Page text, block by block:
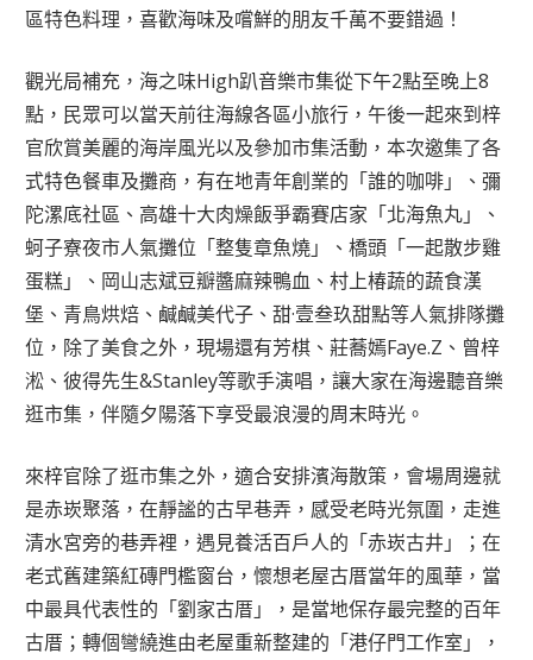
區特色料理，喜歡海味及嚐鮮的朋友千萬不要錯過！
觀光局補充，海之味High趴音樂市集從下午2點至晚上8
點，民眾可以當天前往海線各區小旅行，午後一起來到梓
官欣賞美麗的海岸風光以及參加市集活動，本次邀集了各
式特色餐車及攤商，有在地青年創業的「誰的咖啡」、彌
陀漯底社區、高雄十大肉燥飯爭霸賽店家「北海魚丸」、
蚵子寮夜市人氣攤位「整隻章魚燒」、橋頭「一起散步雞
蛋糕」、岡山志斌豆瓣醬麻辣鴨血、村上椿蔬的蔬食漢
堡、青鳥烘焙、鹹鹹美代子、甜·壹叁玖甜點等人氣排隊攤
位，除了美食之外，現場還有芳棋、莊蕎嫣Faye.Z、曾梓
淞、彼得先生&Stanley等歌手演唱，讓大家在海邊聽音樂
逛市集，伴隨夕陽落下享受最浪漫的周末時光。
來梓官除了逛市集之外，適合安排濱海散策，會場周邊就
是赤崁聚落，在靜謐的古早巷弄，感受老時光氛圍，走進
清水宮旁的巷弄裡，遇見養活百戶人的「赤崁古井」；在
老式舊建築紅磚門檻窗台，懷想老屋古厝當年的風華，當
中最具代表性的「劉家古厝」，是當地保存最完整的百年
古厝；轉個彎繞進由老屋重新整建的「港仔門工作室」，